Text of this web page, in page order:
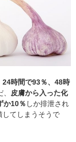
24時間で93％、48時
皮膚から入った化
か10％ しか排泄され
してしまうそうで